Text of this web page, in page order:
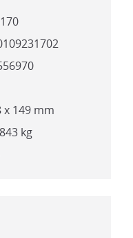
x 149 mm
kg